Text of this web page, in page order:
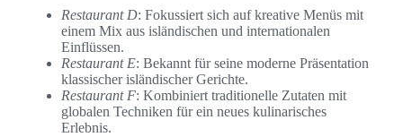
Restaurant D: Fokussiert sich auf kreative Menüs mit
einem Mix aus isländischen und internationalen
Einflüssen.
Restaurant E: Bekannt für seine moderne Präsentation
klassischer isländischer Gerichte.
Restaurant F: Kombiniert traditionelle Zutaten mit
globalen Techniken für ein neues kulinarisches
Erlebnis.